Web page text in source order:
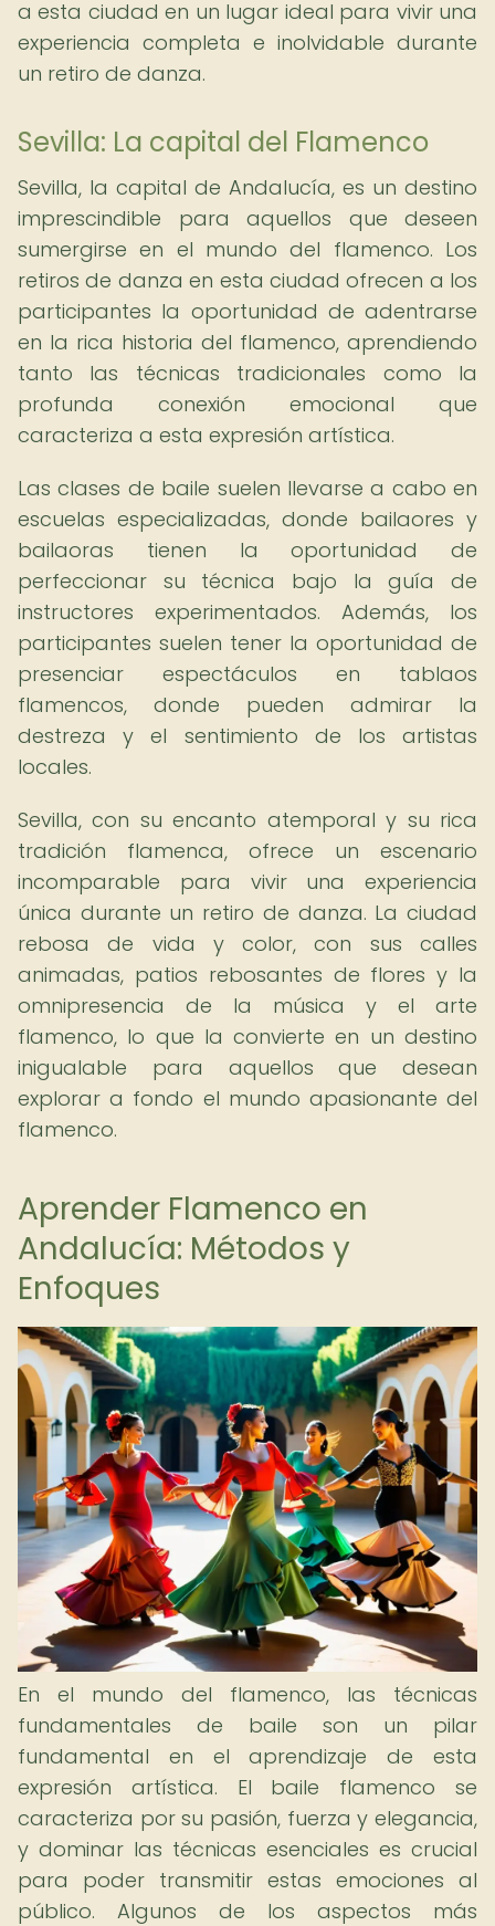
a esta ciudad en un lugar ideal para vivir una
experiencia completa e inolvidable durante
un retiro de danza.
Sevilla: La capital del Flamenco
Sevilla, la capital de Andalucía, es un destino
imprescindible para aquellos que deseen
sumergirse en el mundo del flamenco. Los
retiros de danza en esta ciudad ofrecen a los
participantes la oportunidad de adentrarse
en la rica historia del flamenco, aprendiendo
tanto las técnicas tradicionales como la
profunda conexión emocional que
caracteriza a esta expresión artística.
Las clases de baile suelen llevarse a cabo en
escuelas especializadas, donde bailaores y
bailaoras tienen la oportunidad de
perfeccionar su técnica bajo la guía de
instructores experimentados. Además, los
participantes suelen tener la oportunidad de
presenciar espectáculos en tablaos
flamencos, donde pueden admirar la
destreza y el sentimiento de los artistas
locales.
Sevilla, con su encanto atemporal y su rica
tradición flamenca, ofrece un escenario
incomparable para vivir una experiencia
única durante un retiro de danza. La ciudad
rebosa de vida y color, con sus calles
animadas, patios rebosantes de flores y la
omnipresencia de la música y el arte
flamenco, lo que la convierte en un destino
inigualable para aquellos que desean
explorar a fondo el mundo apasionante del
flamenco.
Aprender Flamenco en
Andalucía: Métodos y
Enfoques
En el mundo del flamenco, las técnicas
fundamentales de baile son un pilar
fundamental en el aprendizaje de esta
expresión artística. El baile flamenco se
caracteriza por su pasión, fuerza y elegancia,
y dominar las técnicas esenciales es crucial
para poder transmitir estas emociones al
público. Algunos de los aspectos más